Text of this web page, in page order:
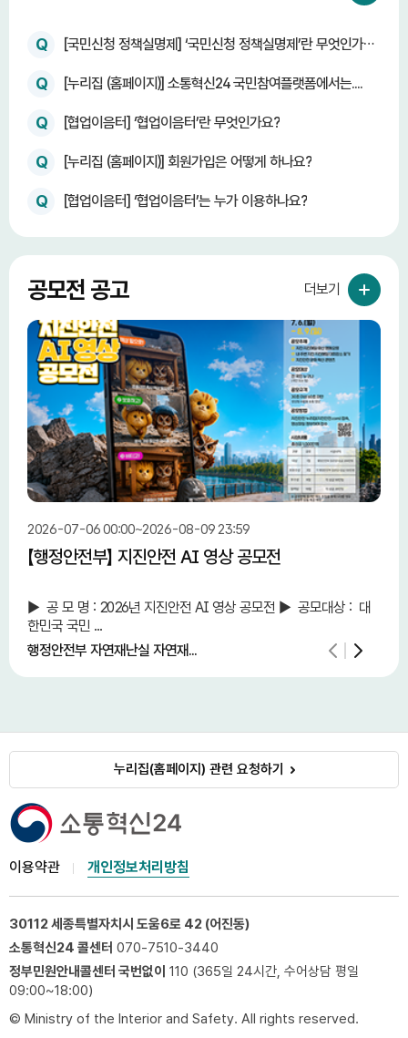
Q
[국민신청 정책실명제] ‘국민신청 정책실명제’란 무엇인가
Q [누리집 (홈페이지)] 소통혁신24 국민참여플랫폼에서는....
Q [협업이음터] ‘협업이음터’란 무엇인가요?
Q [누리집 (홈페이지)] 회원가입은 어떻게 하나요?
Q [협업이음터] ‘협업이음터’는 누가 이용하나요?
공모전 공고
2026-07-06 00:00~2026-08-09 23:59
【행정안전부】 지진안전 AI 영상 공모전
► 공 모 명 : 2026년 지진안전 AI 영상 공모전 ► 공모대상 : 대
한민국 국민 ...
행정안전부 자연재난실 자연재...
더보기
누리집(홈페이지) 관련 요청하기
이용약관 개인정보처리방침
30112 세종특별자치시 도움6로 42 (어진동)
소통혁신24 콜센터 070-7510-3440
정부민원안내콜센터 국번없이 110 (365일 24시간, 수어상담 평일
09:00~18:00)
© Ministry of the Interior and Safety. All rights reserved.